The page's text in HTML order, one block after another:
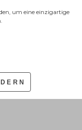
um eine einzigartige